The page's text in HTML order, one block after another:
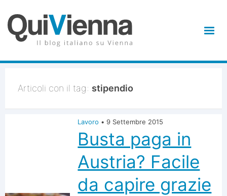
Articoli con il tag: stipendio
Lavoro • 9 Settembre 2015
Busta paga in
Austria? Facile
da capire grazie